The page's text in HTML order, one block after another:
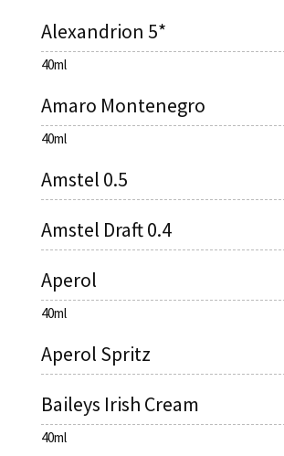
Alexandrion 5*
40ml
Amaro Montenegro
40ml
Amstel 0.5
Amstel Draft 0.4
Aperol
40ml
Aperol Spritz
Baileys Irish Cream
40ml